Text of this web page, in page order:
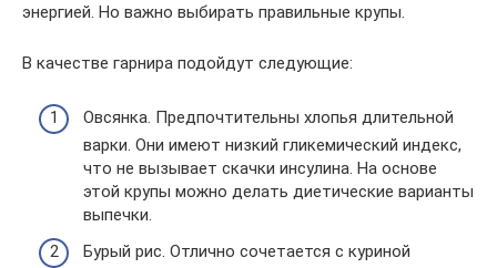
энергией. Но важно выбирать правильные крупы.
В качестве гарнира подойдут следующие:
Овсянка. Предпочтительны хлопья длительной
варки. Они имеют низкий гликемический индекс,
что не вызывает скачки инсулина. На основе
этой крупы можно делать диетические варианты
выпечки.
Бурый рис. Отлично сочетается с куриной